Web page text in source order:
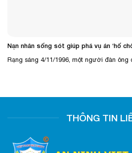
Nạn nhân sống sót giúp phá vụ án ‘hố
Rạng sáng 4/11/1996, một người đàn ông
THÔNG TIN